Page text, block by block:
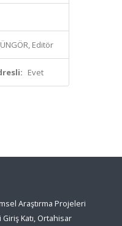
Editör
Evet
Araştırma Projeleri
Katı, Ortahisar